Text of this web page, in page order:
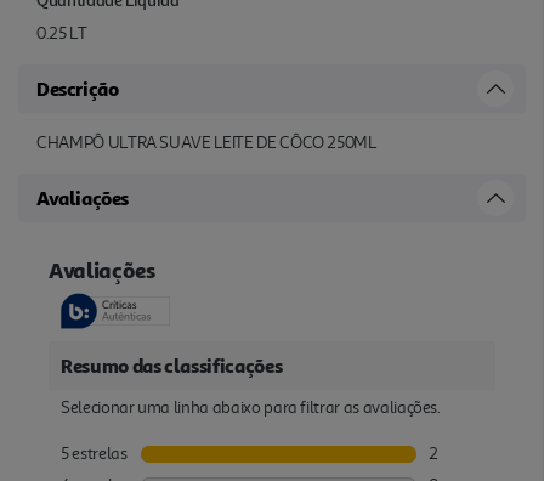
0.25 LT
Descrição
CHAMPÔ ULTRA SUAVE LEITE DE CÔCO 250ML
Avaliações